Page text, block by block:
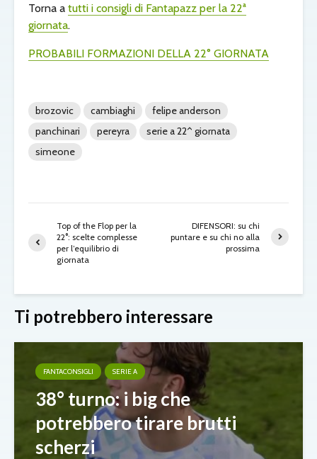
Torna a tutti i consigli di Fantapazz per la 22ª
giornata.
PROBABILI FORMAZIONI DELLA 22° GIORNATA
brozovic cambiaghi
felipe anderson
panchinari
pereyra
serie a 22^ giornata
simeone
Top of the Flop per la
22°: scelte complesse
per l’equilibrio di
giornata
DIFENSORI: su chi
puntare e su chi no alla
prossima
Ti potrebbero interessare
FANTACONSIGLI SERIE A
38° turno: i big che
potrebbero tirare brutti
scherzi